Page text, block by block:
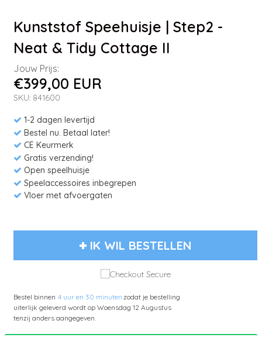
Kunststof Speehuisje | Step2 -
Neat & Tidy Cottage II
Jouw Prijs:
€399,00 EUR
SKU: 841600
1-2 dagen levertijd
Bestel nu. Betaal later!
CE Keurmerk
Gratis verzending!
Open speelhuisje
Speelaccessoires inbegrepen
Vloer met afvoergaten
IK WIL BESTELLEN
Bestel binnen 4 uur en 30 minutenzodat je bestelling
uiterlijk geleverd wordt op Woensdag 12 Augustus
tenzij anders aangegeven.